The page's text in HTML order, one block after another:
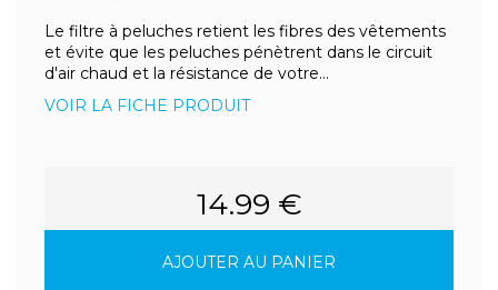
Le filtre à peluches retient les fibres des vêtements
et évite que les peluches pénètrent dans le circuit
d'air chaud et la résistance de votre...
VOIR LA FICHE PRODUIT
14.99 €
AJOUTER AU PANIER